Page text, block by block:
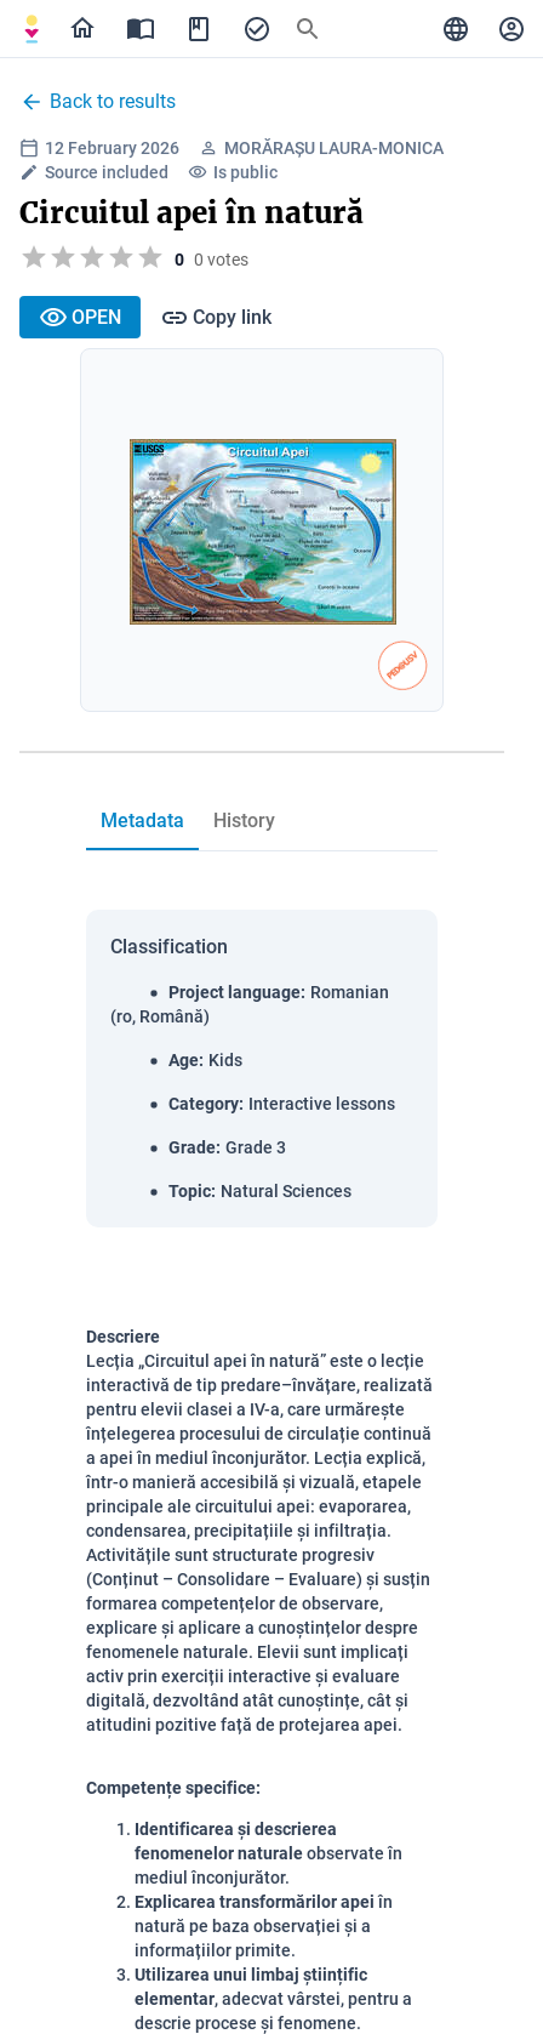
Back to results
12 February 2026
MORĂRAȘU LAURA-MONICA
Source included
Is public
Circuitul apei în natură
0 0 votes
OPEN Copy link
Metadata History
Classification
Project language: Romanian
(ro, Română)
Age: Kids
Category: Interactive lessons
Grade: Grade 3
Topic: Natural Sciences
Descriere
Lecția „Circuitul apei în natură” este o lecție
interactivă de tip predare–învățare, realizată
pentru elevii clasei a IV-a, care urmărește
înțelegerea procesului de circulație continuă
a apei în mediul înconjurător. Lecția explică,
într-o manieră accesibilă și vizuală, etapele
principale ale circuitului apei: evaporarea,
condensarea, precipitațiile și infiltrația.
Activitățile sunt structurate progresiv
(Conținut – Consolidare – Evaluare) și susțin
formarea competențelor de observare,
explicare și aplicare a cunoștințelor despre
fenomenele naturale. Elevii sunt implicați
activ prin exerciții interactive și evaluare
digitală, dezvoltând atât cunoștințe, cât și
atitudini pozitive față de protejarea apei.
Competențe specifice:
Identificarea și descrierea
fenomenelor naturaleobservate în
mediul înconjurător.
Explicarea transformărilor apeiîn
natură pe baza observației și a
informațiilor primite.
Utilizarea unui limbaj științific
elementar, adecvat vârstei, pentru a
descrie procese și fenomene.